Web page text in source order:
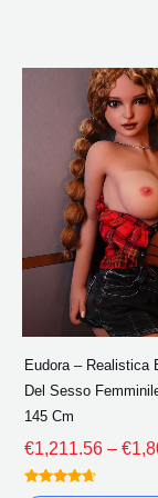
Eudora – Realistica
Del Sesso
145 Cm
€1,211.56 – €